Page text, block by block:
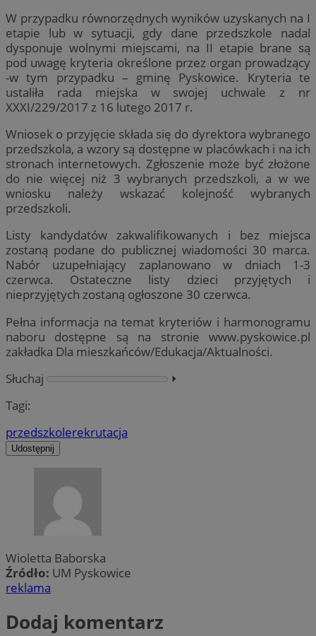
W przypadku równorzędnych wyników uzyskanych na I
etapie lub w sytuacji, gdy dane przedszkole nadal
dysponuje wolnymi miejscami, na II etapie brane są
pod uwagę kryteria określone przez organ prowadzący
-w tym przypadku – gminę Pyskowice. Kryteria te
ustaliła rada miejska w swojej uchwale z nr
XXXI/229/2017 z 16 lutego 2017 r.
Wniosek o przyjęcie składa się do dyrektora wybranego
przedszkola, a wzory są dostępne w placówkach i na ich
stronach internetowych. Zgłoszenie może być złożone
do nie więcej niż 3 wybranych przedszkoli, a w we
wniosku należy wskazać kolejność wybranych
przedszkoli.
Listy kandydatów zakwalifikowanych i bez miejsca
zostaną podane do publicznej wiadomości 30 marca.
Nabór uzupełniający zaplanowano w dniach 1-3
czerwca. Ostateczne listy dzieci przyjętych i
nieprzyjętych zostaną ogłoszone 30 czerwca.
Pełna informacja na temat kryteriów i harmonogramu
naboru dostępne są na stronie www.pyskowice.pl
zakładka Dla mieszkańców/Edukacja/Aktualności.
Słuchaj
⏵︎
Tagi:
przedszkolerekrutacja
Udostępnij
Wioletta Baborska
Źródło: UM Pyskowice
reklama
Dodaj komentarz